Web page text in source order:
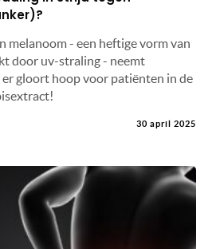
melanoom - een heftige vorm van
door uv-straling - neemt
gloort hoop voor patiënten in de
30 april 2025